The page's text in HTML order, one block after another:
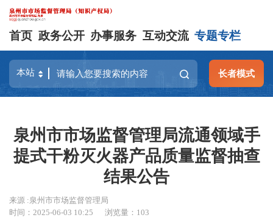
首页 政务公开 办事服务 互动交流 专题专栏
长者模式
泉州市市场监督管理局流通领域手
提式干粉灭火器产品质量监督抽查
结果公告
来源 :泉州市市场监督管理局
时间：2025-06-03 10:25
浏览量： 103